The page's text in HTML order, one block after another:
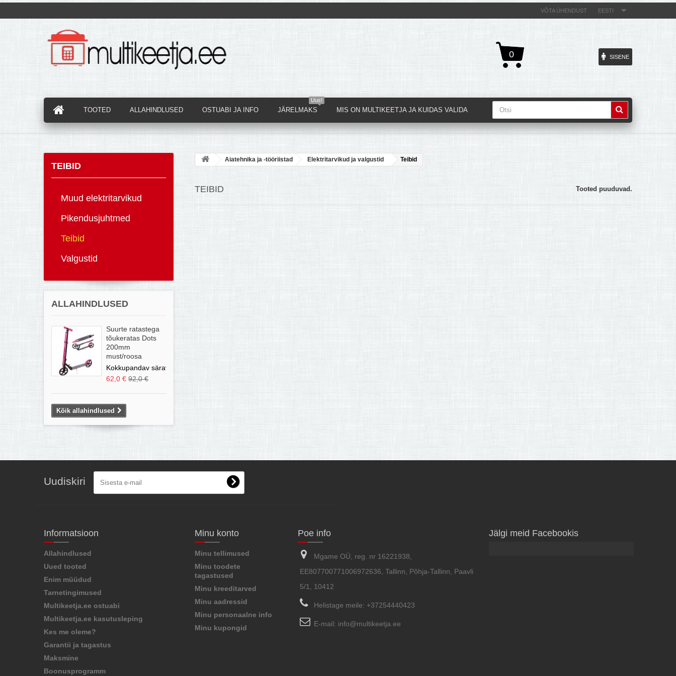
EESTI
VÕTA ÜHENDUST
0 SISENE
TOOTED ALLAHINDLUSED OSTUABI JA INFO
Uus!
JÄRELMAKS MIS ON MULTIKEETJA JA KUIDAS VALIDA
TEIBID
Muud elektritarvikud
Pikendusjuhtmed
Teibid
Valgustid
ALLAHINDLUSED
Suurte ratastega
tõukeratas Dots
200mm
must/roosa
Kokkupandav särav...
62,0 € 92,0 €
Kõik allahindlused
Aiatehnika ja -tööriistad Elektritarvikud ja valgustid Teibid
TEIBID Tooted puuduvad.
Uudiskiri
Informatsioon
Allahindlused
Uued tooted
Enim müüdud
Tarnetingimused
Multikeetja.ee ostuabi
Multikeetja.ee kasutusleping
Kes me oleme?
Garantii ja tagastus
Maksmine
Boonusprogramm
Minu konto
Minu tellimused
Minu toodete
tagastused
Minu kreeditarved
Minu aadressid
Minu personaalne info
Minu kupongid
Poe info
Mgame OÜ, reg. nr 16221938,
EE807700771006972636, Tallinn, Põhja-Tallinn, Paavli
5/1, 10412
Helistage meile: +37254440423
E-mail: info@multikeetja.ee
Jälgi meid Facebookis